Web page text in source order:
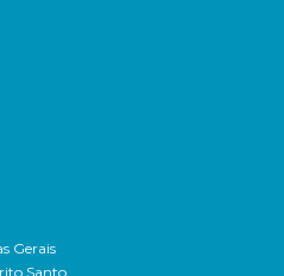
Gerais
Santo